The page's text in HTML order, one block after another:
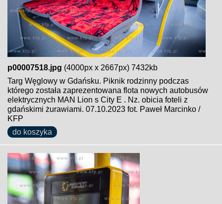
p00007518.jpg (4000px x 2667px) 7432kb
Targ Węglowy w Gdańsku. Piknik rodzinny podczas
którego została zaprezentowana flota nowych autobusów
elektrycznych MAN Lion s City E . Nz. obicia foteli z
gdańskimi żurawiami. 07.10.2023 fot. Paweł Marcinko /
KFP
do koszyka